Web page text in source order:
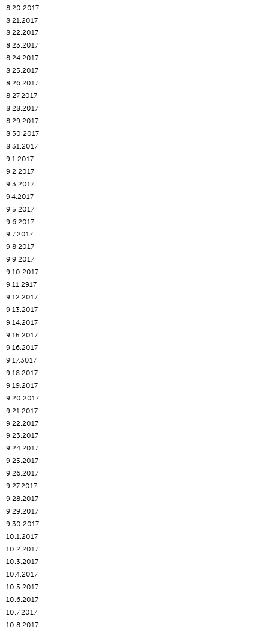
8.20.2017
8.21.2017
8.22.2017
8.23.2017
8.24.2017
8.25.2017
8.26.2017
8.27.2017
8.28.2017
8.29.2017
8.30.2017
8.31.2017
9.1.2017
9.2.2017
9.3.2017
9.4.2017
9.5.2017
9.6.2017
9.7.2017
9.8.2017
9.9.2017
9.10.2017
9.11.2917
9.12.2017
9.13.2017
9.14.2017
9.15.2017
9.16.2017
9.17.3017
9.18.2017
9.19.2017
9.20.2017
9.21.2017
9.22.2017
9.23.2017
9.24.2017
9.25.2017
9.26.2017
9.27.2017
9.28.2017
9.29.2017
9.30.2017
10.1.2017
10.2.2017
10.3.2017
10.4.2017
10.5.2017
10.6.2017
10.7.2017
10.8.2017